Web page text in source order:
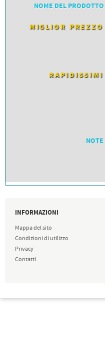
DORSALI TARGHE
NOME DEL PRODOTTO
MIGLIOR PREZZO
RAPIDISSIMI
NOTE
INFORMAZIONI
Mappa del sito
Condizioni di utilizzo
Privacy
Contatti